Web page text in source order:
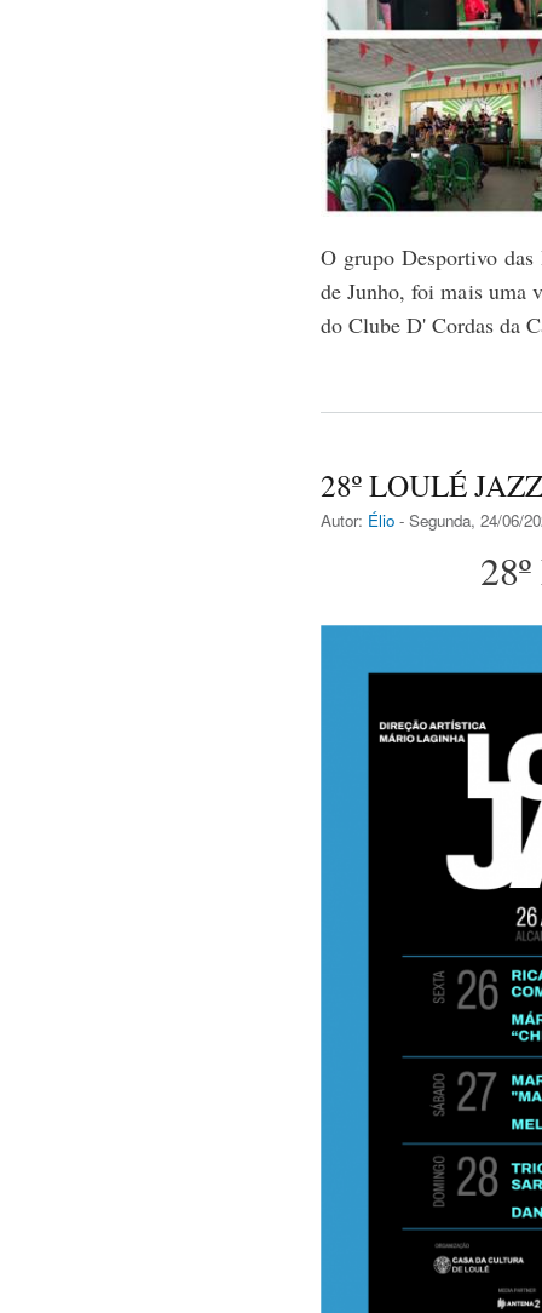
O grupo Desportivo das
de Junho, foi mais uma
do Clube D' Cordas da
28º LOULÉ JAZZ
Autor: Élio - Segunda, 24/06/